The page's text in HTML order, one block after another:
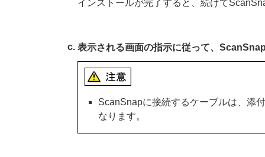
インストールが完了すると、続けて
表示される画面の指示に従って、
ScanSnapに接続するケーブルは、添
なります。